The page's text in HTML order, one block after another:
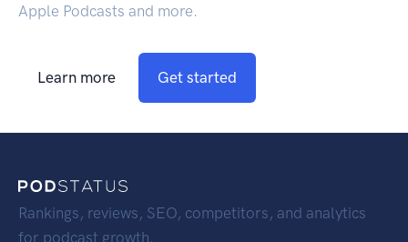
Apple Podcasts and more.
Learn more Get started
Rankings, reviews, SEO, competitors, and analytics
for podcast growth.